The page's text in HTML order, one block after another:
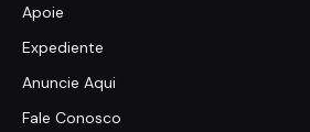
Apoie
Expediente
Anuncie Aqui
Fale Conosco